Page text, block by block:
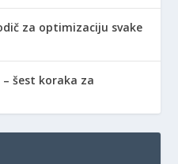
za optimizaciju svake
šest koraka za